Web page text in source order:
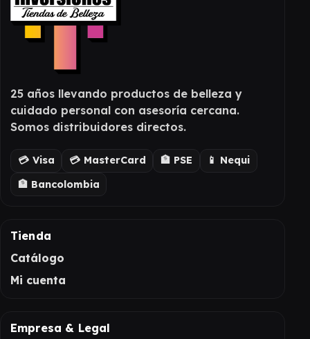
25 años llevando productos de belleza y
cuidado personal con asesoría cercana.
Somos distribuidores directos.
💳 Visa 💳 MasterCard 🏦 PSE
📱 Nequi
🏦 Bancolombia
Tienda
Catálogo
Mi cuenta
Empresa & Legal